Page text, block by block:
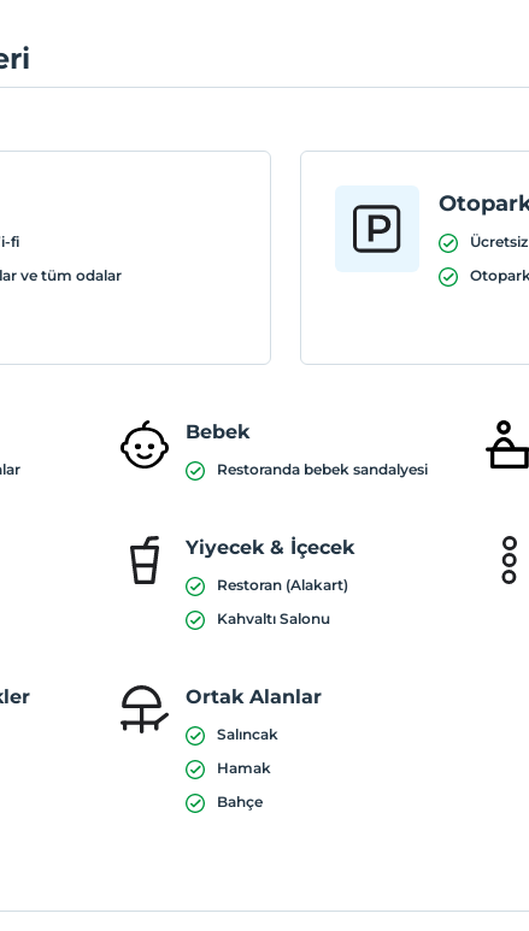
fi
ve tüm odalar
Bebek
Restoranda bebek sandalyesi
Yiyecek & İçecek
Restoran (Alakart)
Kahvaltı Salonu
Ortak Alanlar
Salıncak
Hamak
Bahçe